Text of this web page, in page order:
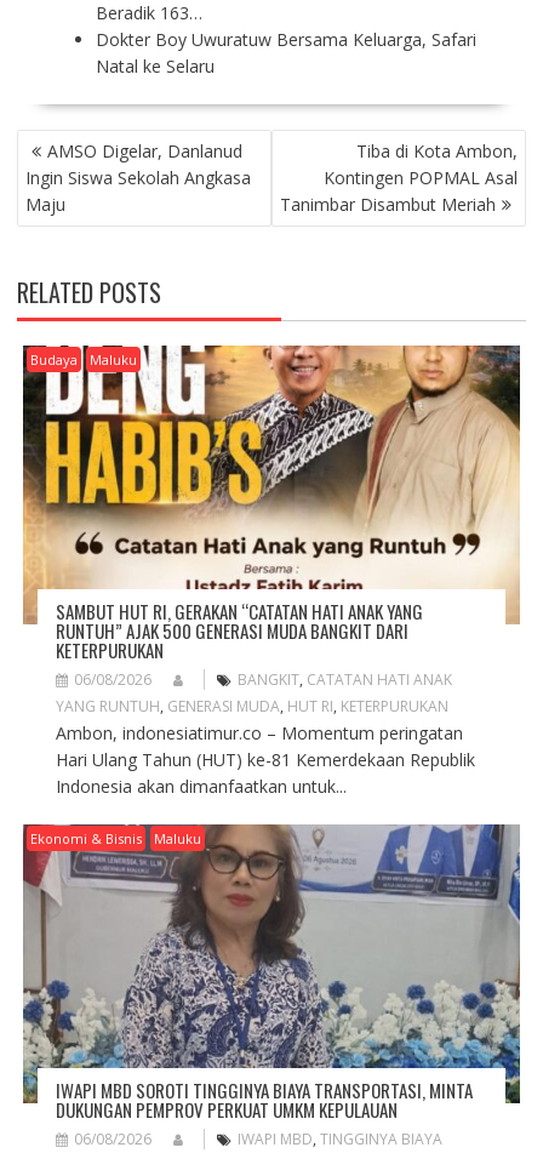
Beradik 163…
Dokter Boy Uwuratuw Bersama Keluarga, Safari
Natal ke Selaru
P
O
S
T
A
V
I
G
A
T
O
N
AMSO Digelar, Danlanud
Ingin Siswa Sekolah Angkasa
Maju
Tiba di Kota Ambon,
Kontingen POPMAL Asal
Tanimbar Disambut Meriah
RELATED POSTS
Budaya Maluku
SAMBUT HUT RI, GERAKAN “CATATAN HATI ANAK YANG
RUNTUH” AJAK 500 GENERASI MUDA BANGKIT DARI
KETERPURUKAN
06/08/2026 BANGKIT, CATATAN HATI ANAK
YANG RUNTUH, GENERASI MUDA, HUT RI, KETERPURUKAN
Ambon, indonesiatimur.co – Momentum peringatan
Hari Ulang Tahun (HUT) ke-81 Kemerdekaan Republik
Indonesia akan dimanfaatkan untuk...
Ekonomi & Bisnis Maluku
IWAPI MBD SOROTI TINGGINYA BIAYA TRANSPORTASI, MINTA
DUKUNGAN PEMPROV PERKUAT UMKM KEPULAUAN
06/08/2026 IWAPI MBD, TINGGINYA BIAYA